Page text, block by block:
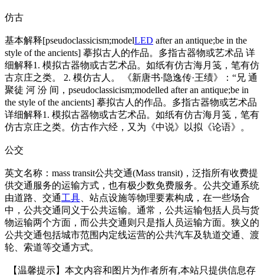
仿古
基本解释[pseudoclassicism;modelLED after an antique;be in the
style of the ancients] 摹拟古人的作品。多指古器物或艺术品 详
细解释1. 模拟古器物或古艺术品。如纸有仿古海月笺，笔有仿
古京庄之类。 2. 模仿古人。 《新唐书·隐逸传·王绩》：“兄 通
聚徒 河 汾 间，pseudoclassicism;modelled after an antique;be in
the style of the ancients] 摹拟古人的作品。多指古器物或艺术品
详细解释1. 模拟古器物或古艺术品。如纸有仿古海月笺，笔有
仿古京庄之类。仿古作六经，又为《中说》以拟《论语》。
公交
英文名称：mass transit公共交通(Mass transit)，泛指所有收费提
供交通服务的运输方式，也有极少数免费服务。公共交通系统
由道路、交通工具 、站点设施等物理要素构成，在一些场合
中，公共交通同义于公共运输。通常，公共运输包括人员与货
物运输两个方面，而公共交通则只是指人员运输方面。狭义的
公共交通包括城市范围内定线运营的公共汽车及轨道交通、渡
轮、索道等交通方式。
【温馨提示】本文内容和图片为作者所有,本站只提供信息存